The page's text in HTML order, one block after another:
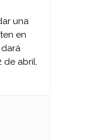
una
en
abril.